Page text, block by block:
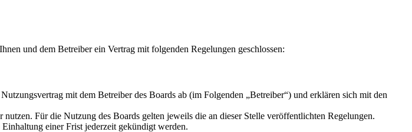
und dem Betreiber ein Vertrag mit folgenden Regelungen geschlossen:
mit dem Betreiber des Boards ab (im Folgenden „Betreiber“) und erklären sich mit den
Für die Nutzung des Boards gelten jeweils die an dieser Stelle veröffentlichten Regelungen.
einer Frist jederzeit gekündigt werden.